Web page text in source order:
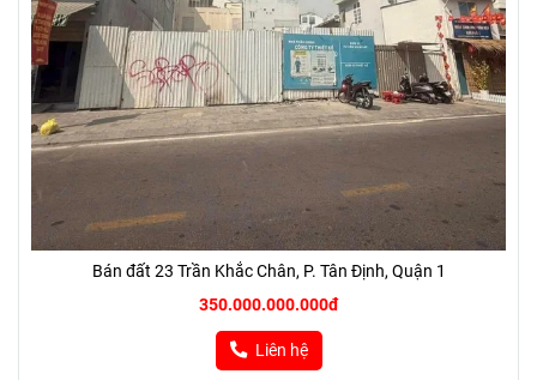
Bán đất 23 Trần Khắc Chân, P. Tân Định, Quận 1
350.000.000.000đ
Liên hệ